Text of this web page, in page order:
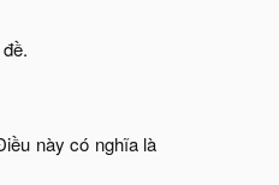
này có nghĩa là